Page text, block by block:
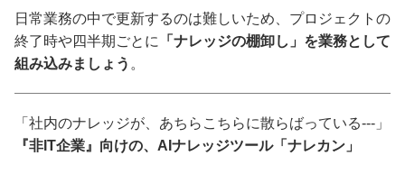
日常業務の中で更新するのは難しいため、プロジェクトの
終了時や四半期ごとに
「ナレッジの棚卸し」を業務として
組み込みましょう 。
「社内のナレッジが、あちらこちらに散らばっている---」
『非IT企業』向けの、AIナレッジツール「ナレカン」